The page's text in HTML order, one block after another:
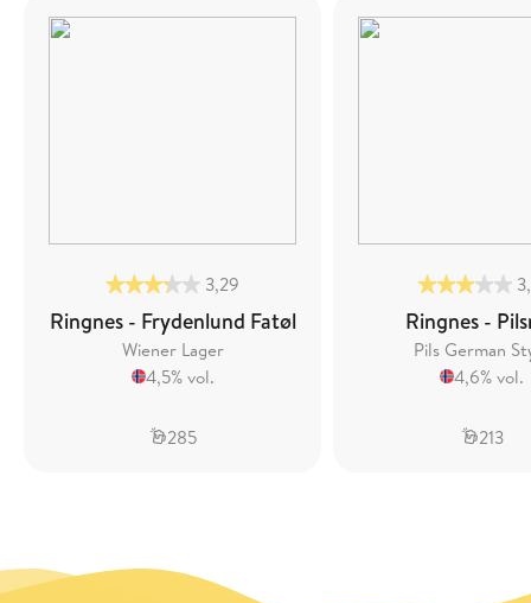
3,29
Ringnes - Frydenlund Fatøl
Wiener Lager
4,5% vol.
285
Ringnes -
Pils German
4,6% vol.
213